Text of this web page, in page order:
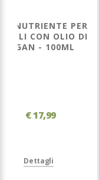
NUTRIENTE PER
CON OLIO DI
ARGAN - 100ML
€ 17,99
Dettagli